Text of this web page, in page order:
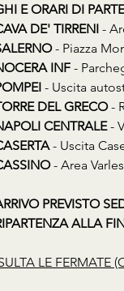
E ORARI DI
DE' TIRRENI -
- Piazza
INF -
- Uscita
DEL GRECO -
CENTRALE -
- Uscita
- Area
PREVISTO
ALLA
LE FERMATE